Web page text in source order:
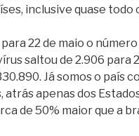
inclusive quase todo
para 22 de maio o
saltou de 2.906 para
Já somos o país
apenas dos
de 50% maior que a